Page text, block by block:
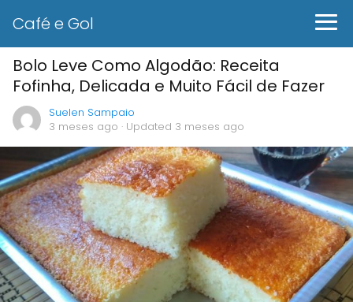
Café e Gol
Bolo Leve Como Algodão: Receita
Fofinha, Delicada e Muito Fácil de Fazer
Suelen Sampaio
3 meses ago · Updated 3 meses ago